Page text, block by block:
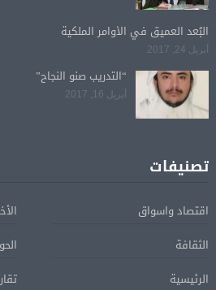
البُعد العميق في الأوامر الملكية
أبريل 24, 2017
“التدريب صنو النجاح”
أبريل 16, 2017
تصنيفات
اقتصاد واسواق
الثقافة
الرئيسية